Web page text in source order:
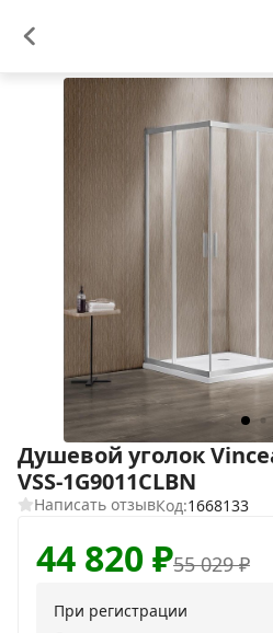
Душевой уголок
VSS-1G9011CLBN
Написать отзывКод:1668133
55 029₽
44 820₽
При регистрации